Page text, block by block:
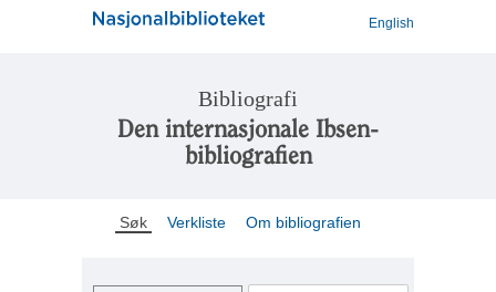
English
Bibliografi
Den internasjonale Ibsen-
bibliografien
Søk Verkliste Om bibliografien